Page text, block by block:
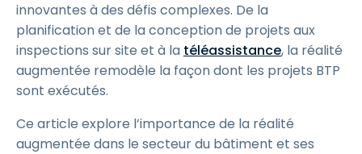
innovantes à des défis complexes. De la
planification et de la conception de projets aux
inspections sur site et à la téléassistance, la réalité
augmentée remodèle la façon dont les projets BTP
sont exécutés.
Ce article explore l’importance de la réalité
augmentée dans le secteur du bâtiment et ses